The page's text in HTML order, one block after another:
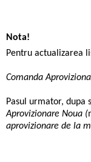
Nota!
Pentru actualizarea
Comanda
Pasul urmator, dupa
Aprovizionare Noua (
aprovizionare de la